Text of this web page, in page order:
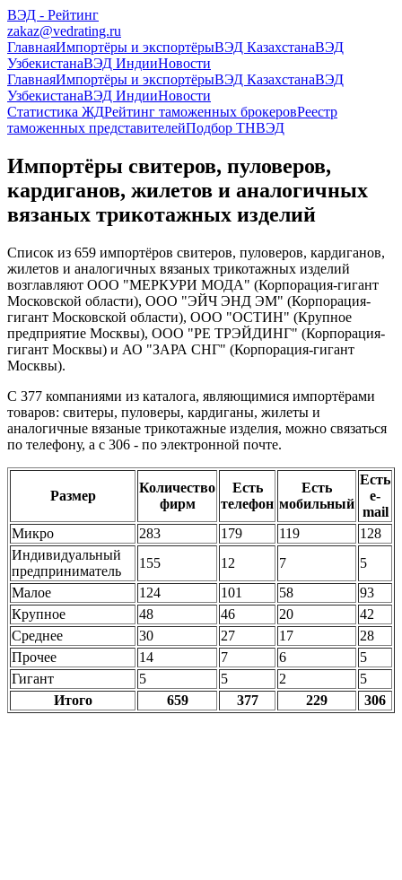
ВЭД - Рейтинг
zakaz@vedrating.ru
ГлавнаяИмпортёры и экспортёрыВЭД КазахстанаВЭД
УзбекистанаВЭД ИндииНовости
ГлавнаяИмпортёры и экспортёрыВЭД КазахстанаВЭД
УзбекистанаВЭД ИндииНовости
Статистика ЖДРейтинг таможенных брокеровРеестр
таможенных представителейПодбор ТНВЭД
Импортёры свитеров, пуловеров,
кардиганов, жилетов и аналогичных
вязаных трикотажных изделий
Список из 659 импортёров свитеров, пуловеров, кардиганов,
жилетов и аналогичных вязаных трикотажных изделий
возглавляют ООО "МЕРКУРИ МОДА" (Корпорация-гигант
Московской области), ООО "ЭЙЧ ЭНД ЭМ" (Корпорация-
гигант Московской области), ООО "ОСТИН" (Крупное
предприятие Москвы), ООО "РЕ ТРЭЙДИНГ" (Корпорация-
гигант Москвы) и АО "ЗАРА СНГ" (Корпорация-гигант
Москвы).
С 377 компаниями из каталога, являющимися импортёрами
товаров: свитеры, пуловеры, кардиганы, жилеты и
аналогичные вязаные трикотажные изделия, можно связаться
по телефону, а с 306 - по электронной почте.
Размер
Количество
фирм
Есть
телефон
Есть
мобильный
Есть
e-
mail
Микро
283 179 119
128
Индивидуальный
предприниматель
155 12 7
5
Малое
124 101 58
93
Крупное
48 46 20
42
Среднее
30 27 17
28
Прочее
14 7 6
5
Гигант
5 5 2
5
Итого
659 377 229 306